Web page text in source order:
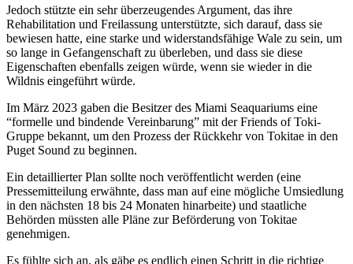
Jedoch stützte ein sehr überzeugendes Argument, das ihre
Rehabilitation und Freilassung unterstützte, sich darauf, dass sie
bewiesen hatte, eine starke und widerstandsfähige Wale zu sein, um
so lange in Gefangenschaft zu überleben, und dass sie diese
Eigenschaften ebenfalls zeigen würde, wenn sie wieder in die
Wildnis eingeführt würde.
Im März 2023 gaben die Besitzer des Miami Seaquariums eine
“formelle und bindende Vereinbarung” mit der Friends of Toki-
Gruppe bekannt, um den Prozess der Rückkehr von Tokitae in den
Puget Sound zu beginnen.
Ein detaillierter Plan sollte noch veröffentlicht werden (eine
Pressemitteilung erwähnte, dass man auf eine mögliche Umsiedlung
in den nächsten 18 bis 24 Monaten hinarbeite) und staatliche
Behörden müssten alle Pläne zur Beförderung von Tokitae
genehmigen.
Es fühlte sich an, als gäbe es endlich einen Schritt in die richtige